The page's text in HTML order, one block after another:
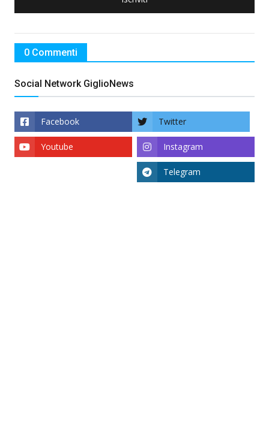
0 Commenti
Social Network GiglioNews
Facebook Twitter
Instagram
Youtube
Telegram